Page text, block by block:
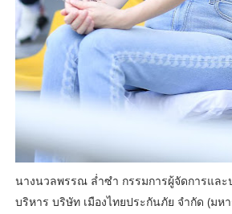
นางนวลพรรณ ล่ำซำ กรรมการผู้จัดการและ
บริหาร บริษัท เมืองไทยประกันภัย จำกัด (มห